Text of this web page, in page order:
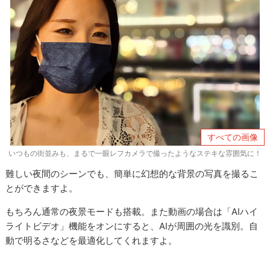
すべての画像
いつもの街並みも、まるで一眼レフカメラで撮ったようなステキな雰囲気に！
難しい夜間のシーンでも、簡単に幻想的な背景の写真を撮るこ
とができますよ。
もちろん通常の夜景モードも搭載。また動画の場合は「AIハイ
ライトビデオ」機能をオンにすると、AIが周囲の光を識別。自
動で明るさなどを最適化してくれますよ。